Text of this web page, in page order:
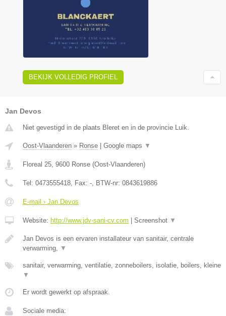
BEKIJK VOLLEDIG PROFIEL
Jan Devos
Niet gevestigd in de plaats Bleret en in de provincie Luik.
Oost-Vlaanderen » Ronse Google maps ▼
Floreal 25 9600 Ronse (Oost-Vlaanderen)
Tel: 0473555418 , Fax: - , BTW-nr: 0843619886
E-mail › Jan Devos
Website: http://www.jdv-sani-cv.com Screenshot ▼
Jan Devos is een ervaren installateur van sanitair, centrale
verwarming,
▼
sanitair, verwarming, ventilatie, zonneboilers, isolatie, boilers, kleine
▼
Er wordt gewerkt op afspraak.
Sociale media: